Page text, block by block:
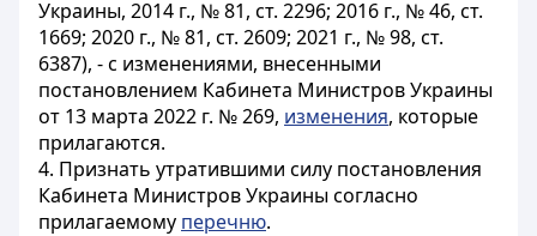
Украины, 2014 г., № 81, ст. 2296; 2016 г., № 46, ст.
1669; 2020 г., № 81, ст. 2609; 2021 г., № 98, ст.
6387), - с изменениями, внесенными
постановлением Кабинета Министров Украины
от 13 марта 2022 г. № 269, изменения, которые
прилагаются.
4. Признать утратившими силу постановления
Кабинета Министров Украины согласно
прилагаемому перечню.